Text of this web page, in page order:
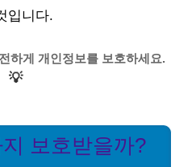
입니다.
하게 개인정보를 보호하세요.
💡
보호받을까?